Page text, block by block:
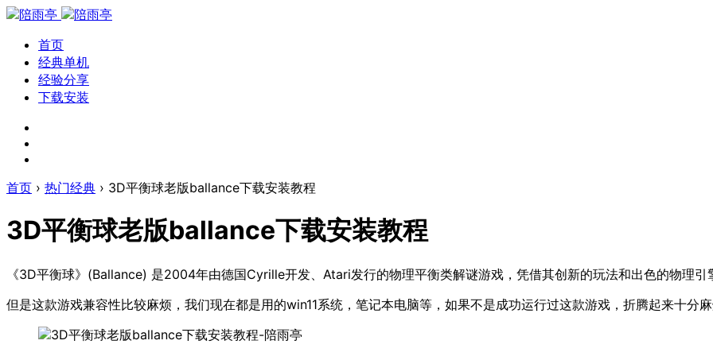
首页
经典单机
经验分享
下载安装
首页 › 热门经典 › 3D平衡球老版ballance下载安装教程
3D平衡球老版ballance下载安装教程
《3D平衡球》(Ballance) 是2004年由德国Cyrille开发、Atari发行的物理平衡类解谜游戏，凭借其创新的玩法和出色的物理引
但是这款游戏兼容性比较麻烦，我们现在都是用的win11系统，笔记本电脑等，如果不是成功运行过这款游戏，折腾起来十分麻